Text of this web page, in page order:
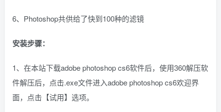
6、Photoshop共供给了快到100种的滤镜
安装步骤：
1、在本站下载adobe photoshop cs6软件后，使用360解压软
件解压后，点击.exe文件进入adobe photoshop cs6欢迎界
面，点击【试用】选项。